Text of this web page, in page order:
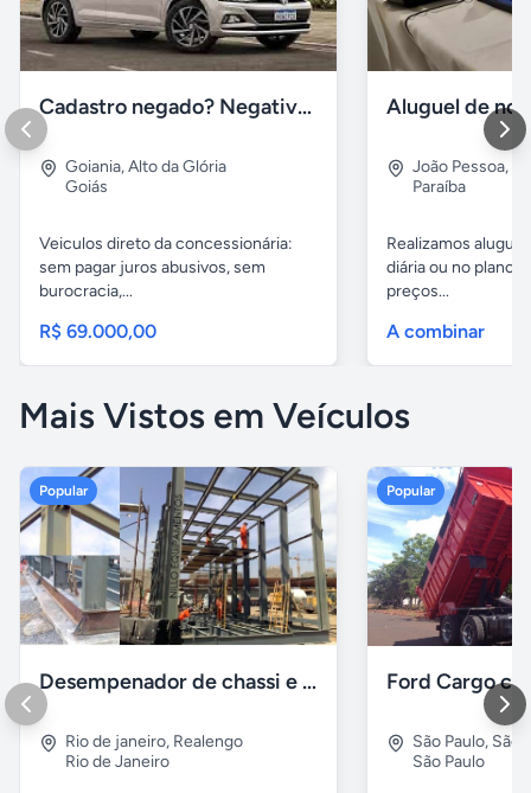
Cadastro negado? Negativado? Conheça o Plano Belcar!
Goiania,Alto da Glória
Goiás
Veiculos direto da concessionária:
sem pagar juros abusivos, sem
burocracia,...
R$ 69.000,00
João Pessoa,
Paraíba
Realizamos
diária ou no plano
preços...
A combinar
Mais Vistos em Veículos
Popular
Desempenador de chassi e caçambas basculantes
Rio de janeiro, Realengo
Rio de Janeiro
Popular
São Paulo, São
São Paulo